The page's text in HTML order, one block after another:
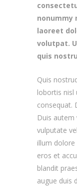
nonummy
laoreet
volutpat.
quis
Quis
lobortis nisl
consequat.
Duis
vulputate
illum
eros et
blandit
augue duis